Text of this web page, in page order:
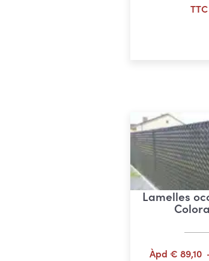
TTC
Lamelles
Àpd € 89,10